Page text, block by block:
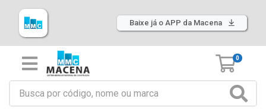
Baixe já o APP da Macena
0